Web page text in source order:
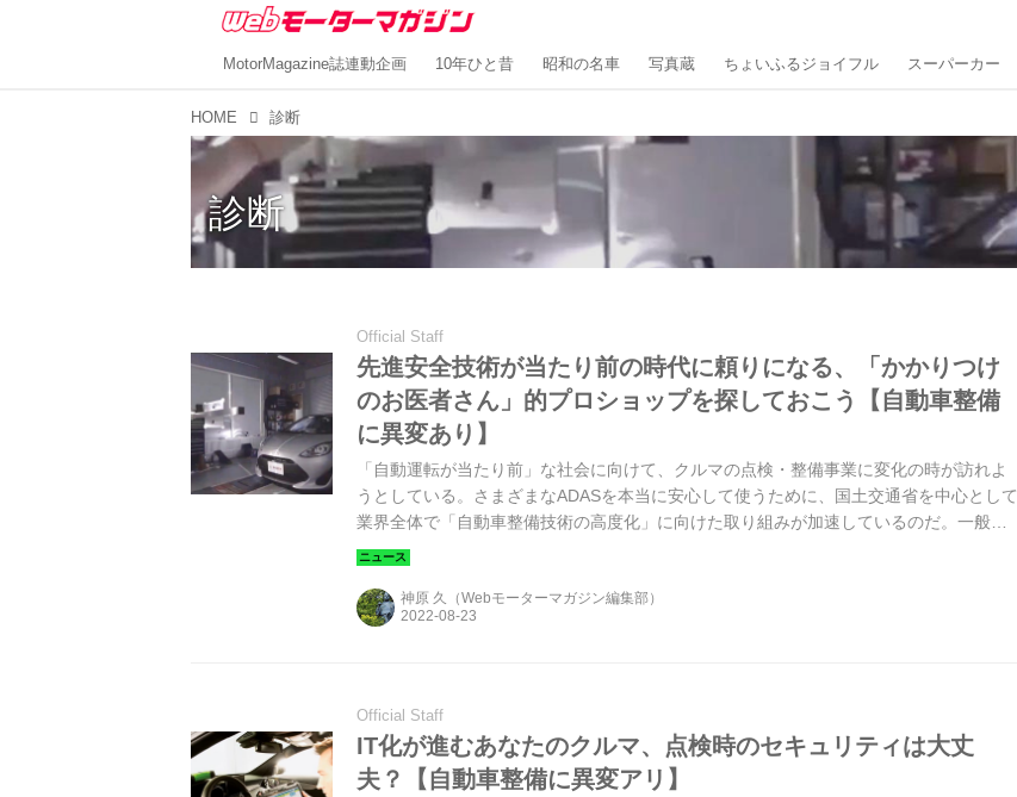
MotorMagazine誌連動企画 10年ひと昔 昭和の名車 写真蔵 ちょいふるジョイフル スーパーカー
HOME 診断
診断
Official Staff
先進安全技術が当たり前の時代に頼りになる、「かかりつけ
のお医者さん」的プロショップを探しておこう【自動車整備
に異変あり】
「自動運転が当たり前」な社会に向けて、クルマの点検・整備事業に変化の時が訪れよ
うとしている。さまざまなADASを本当に安心して使うために、国土交通省を中心として
業界全体で「自動車整備技術の高度化」に向けた取り組みが加速しているのだ。一般ユ
ーザーも愛車を正しく乗り続けるために、頼りになるプロショップのスキルについて、
神原 久（Webモーターマガジン編集部）
Official Staff
IT化が進むあなたのクルマ、点検時のセキュリティは大丈
夫？【自動車整備に異変アリ】